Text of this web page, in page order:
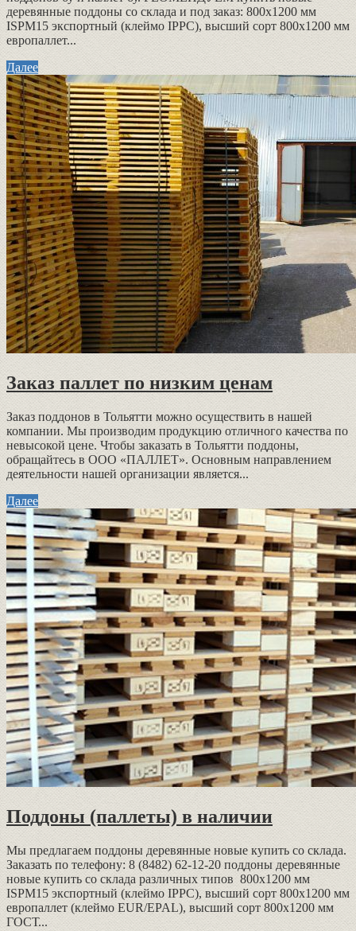
деревянные поддоны со склада и под заказ: 800х1200 мм
ISPM15 экспортный (клеймо IPPC), высший сорт 800х1200 мм
европаллет...
Далее
Заказ паллет по низким ценам
Заказ поддонов в Тольятти можно осуществить в нашей
компании. Мы производим продукцию отличного качества по
невысокой цене. Чтобы заказать в Тольятти поддоны,
обращайтесь в ООО «ПАЛЛЕТ». Основным направлением
деятельности нашей организации является...
Далее
Поддоны (паллеты) в наличии
Мы предлагаем поддоны деревянные новые купить со склада.
Заказать по телефону: 8 (8482) 62-12-20 поддоны деревянные
новые купить со склада различных типов 800х1200 мм
ISPM15 экспортный (клеймо IPPC), высший сорт 800х1200 мм
европаллет (клеймо EUR/EPAL), высший сорт 800х1200 мм
ГОСТ...